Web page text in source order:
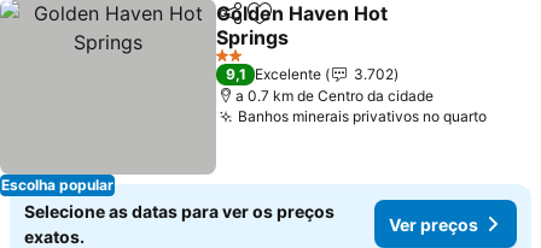
Escolha popular
PartilharAdicionar aos favoritos
Golden Haven Hot
Springs
2 Estrelas
9,1 Excelente
3.702
a 0.7 km de Centro da cidade
Banhos minerais privativos no quarto
Selecione as datas para ver os preços
exatos.
Ver preços